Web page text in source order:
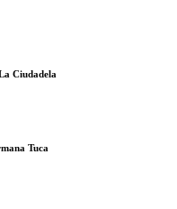
Ciudadela
Tuca